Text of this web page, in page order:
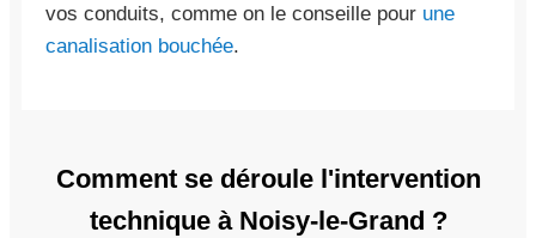
vos conduits, comme on le conseille pour une
canalisation bouchée.
Comment se déroule l'intervention
technique à Noisy-le-Grand ?